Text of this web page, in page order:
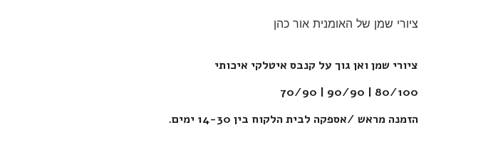
ציורי שמן של האומנית אור כהן
ציורי שמן ואן גוך על קנבס איטלקי איכותי
80/100 | 90/90 | 70/90
הזמנה מראש /אספקה לבית הלקוח בין 14-30 ימים.